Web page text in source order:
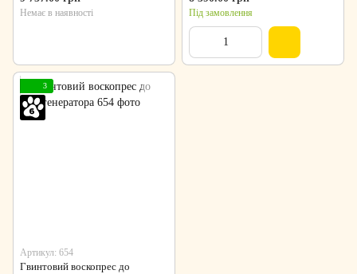
Немає в наявності Під замовлення
3
Артикул: 654
Гвинтовий воскопрес до